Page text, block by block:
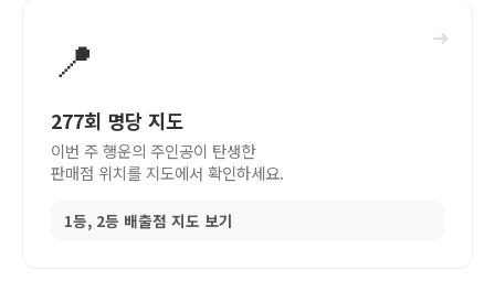
➜
📍
277회 명당 지도
이번 주 행운의 주인공이 탄생한
판매점 위치를 지도에서 확인하세요.
1등, 2등 배출점 지도 보기